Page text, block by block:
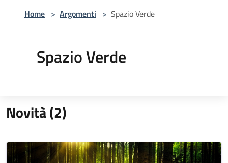
Home > Argomenti > Spazio Verde
Spazio Verde
Novità (2)